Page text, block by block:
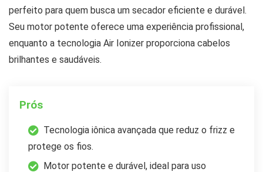
perfeito para quem busca um secador eficiente e durável.
Seu motor potente oferece uma experiência profissional,
enquanto a tecnologia Air Ionizer proporciona cabelos
brilhantes e saudáveis.
Prós
Tecnologia iônica avançada que reduz o frizz e
protege os fios.
Motor potente e durável, ideal para uso